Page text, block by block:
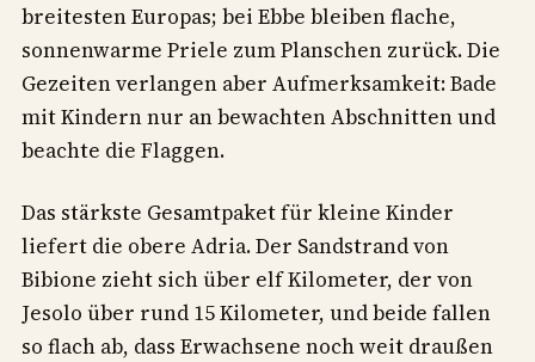
breitesten Europas; bei Ebbe bleiben flache,
sonnenwarme Priele zum Planschen zurück. Die
Gezeiten verlangen aber Aufmerksamkeit: Bade
mit Kindern nur an bewachten Abschnitten und
beachte die Flaggen.
Das stärkste Gesamtpaket für kleine Kinder
liefert die obere Adria. Der Sandstrand von
Bibione zieht sich über elf Kilometer, der von
Jesolo über rund 15 Kilometer, und beide fallen
so flach ab, dass Erwachsene noch weit draußen